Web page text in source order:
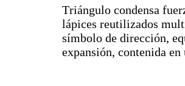
Triángulo condensa
lápices reutilizados
símbolo de dirección,
expansión, contenida